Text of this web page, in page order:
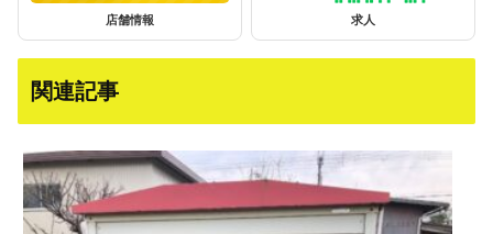
店舗情報 求人
関連記事